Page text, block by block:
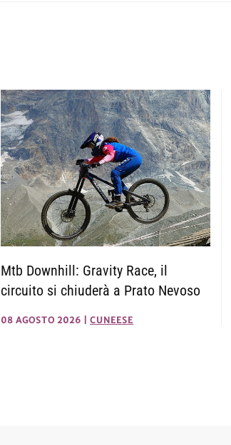
Mtb Downhill: Gravity Race, il
circuito si chiuderà a Prato Nevoso
08 AGOSTO 2026 CUNEESE